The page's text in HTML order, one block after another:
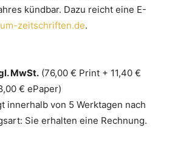
kündbar. Dazu reicht eine E-
zeitschriften.de.
MwSt. (76,00 € Print + 11,40 €
€ ePaper)
innerhalb von 5 Werktagen nach
Sie erhalten eine Rechnung.